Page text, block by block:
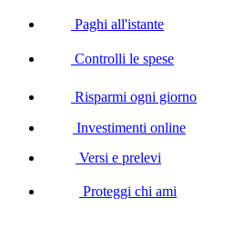
Paghi all'istante
Controlli le spese
Risparmi ogni giorno
Investimenti online
Versi e prelevi
Proteggi chi ami